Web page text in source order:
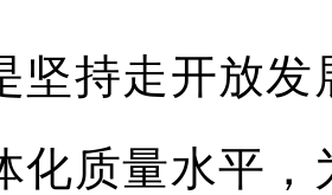
持走开放发
化质量水平